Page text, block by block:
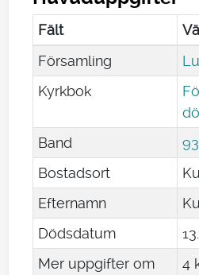
Fält
Församling
Kyrkbok
Band
Bostadsort
Efternamn
Dödsdatum
13
Mer uppgifter om
4